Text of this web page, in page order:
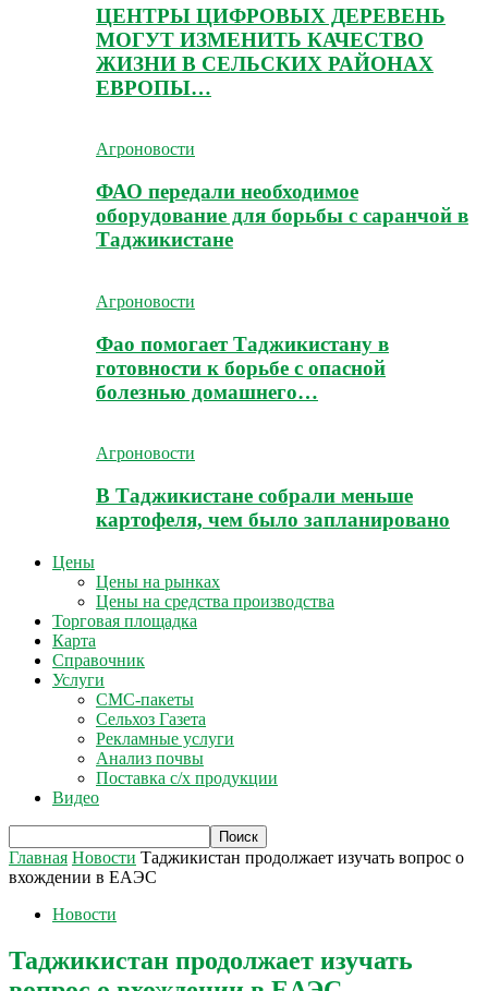
ЦЕНТРЫ ЦИФРОВЫХ ДЕРЕВЕНЬ
МОГУТ ИЗМЕНИТЬ КАЧЕСТВО
ЖИЗНИ В СЕЛЬСКИХ РАЙОНАХ
ЕВРОПЫ…
Агроновости
ФАО передали необходимое
оборудование для борьбы с саранчой в
Таджикистане
Агроновости
Фао помогает Таджикистану в
готовности к борьбе с опасной
болезнью домашнего…
Агроновости
В Таджикистане собрали меньше
картофеля, чем было запланировано
Цены
Цены на рынках
Цены на средства производства
Торговая площадка
Карта
Справочник
Услуги
СМС-пакеты
Сельхоз Газета
Рекламные услуги
Анализ почвы
Поставка с/х продукции
Видео
Главная Новости Таджикистан продолжает изучать вопрос о
вхождении в ЕАЭС
Новости
Таджикистан продолжает изучать